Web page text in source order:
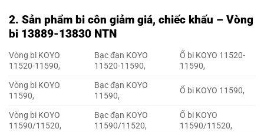
2. Sản phẩm bi côn giảm giá, chiếc khấu – Vòng
bi 13889-13830 NTN
Vòng bi KOYO
11520-11590,
Bạc đạn KOYO
11520-11590,
Ổ bi KOYO 11520-
11590,
Vòng bi KOYO
11590,
Bạc đạn KOYO
11590,
Ổ bi KOYO 11590,
Vòng bi KOYO
11590/11520,
Bạc đạn KOYO
11590/11520,
Ổ bi KOYO
11590/11520,